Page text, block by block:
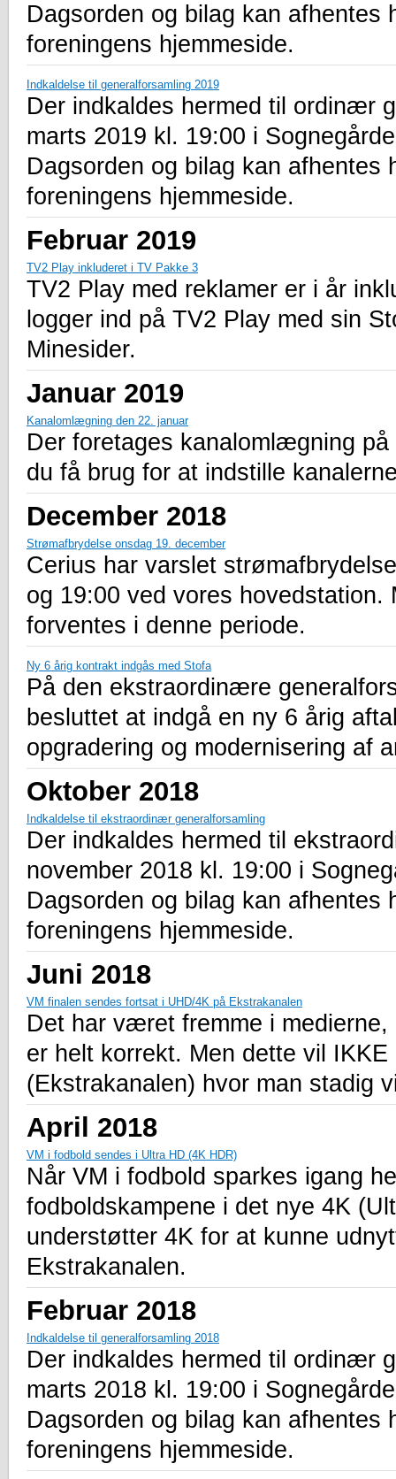
Dagsorden og bilag kan afhentes
foreningens hjemmeside.
Indkaldelse til generalforsamling 2019
Der indkaldes hermed til ordinær
marts 2019 kl. 19:00 i
Dagsorden og bilag kan afhentes
foreningens hjemmeside.
Februar 2019
TV2 Play inkluderet i TV Pakke 3
TV2 Play med reklamer er i år
logger ind på TV2 Play med sin
Minesider.
Januar 2019
Kanalomlægning den 22. januar
Der foretages kanalomlægning
du få brug for at indstille
December 2018
Strømafbrydelse onsdag 19. december
Cerius har varslet
og 19:00 ved vores
forventes i denne periode.
Ny 6 årig kontrakt indgås med Stofa
På den ekstraordinære
besluttet at indgå en ny 6 årig
opgradering og modernisering af
Oktober 2018
Indkaldelse til ekstraordinær generalforsamling
Der indkaldes hermed til
november 2018 kl. 19:00 i
Dagsorden og bilag kan afhentes
foreningens hjemmeside.
Juni 2018
VM finalen sendes fortsat i UHD/4K på Ekstrakanalen
Det har været fremme i
er helt korrekt. Men dette vil
(Ekstrakanalen) hvor man stadig
April 2018
VM i fodbold sendes i Ultra HD (4K HDR)
Når VM i fodbold sparkes igang
fodboldskampene i det nye 4K
understøtter 4K for at kunne
Ekstrakanalen.
Februar 2018
Indkaldelse til generalforsamling 2018
Der indkaldes hermed til ordinær
marts 2018 kl. 19:00 i
Dagsorden og bilag kan afhentes
foreningens hjemmeside.